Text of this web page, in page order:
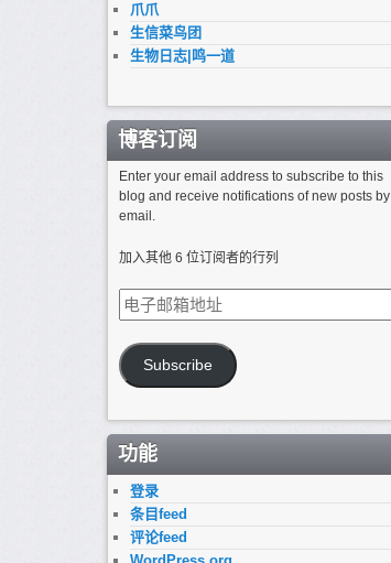
爪爪
生信菜鸟团
生物日志|鸣一道
博客订阅
Enter your email address to subscribe to this
blog and receive notifications of new posts by
email.
加入其他 6 位订阅者的行列
电
子
箱
地
Subscribe
功能
登录
条目feed
评论feed